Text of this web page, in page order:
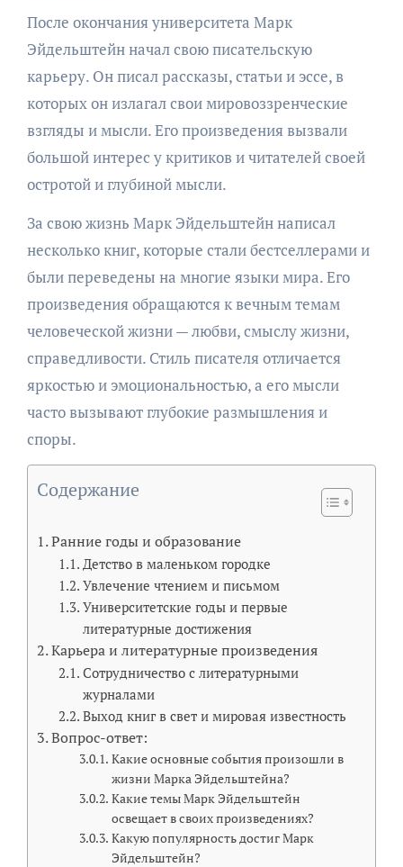
После окончания университета Марк
Эйдельштейн начал свою писательскую
карьеру. Он писал рассказы, статьи и эссе, в
которых он излагал свои мировоззренческие
взгляды и мысли. Его произведения вызвали
большой интерес у критиков и читателей своей
остротой и глубиной мысли.
За свою жизнь Марк Эйдельштейн написал
несколько книг, которые стали бестселлерами и
были переведены на многие языки мира. Его
произведения обращаются к вечным темам
человеческой жизни — любви, смыслу жизни,
справедливости. Стиль писателя отличается
яркостью и эмоциональностью, а его мысли
часто вызывают глубокие размышления и
споры.
Содержание
Ранние годы и образование
Детство в маленьком городке
Увлечение чтением и письмом
Университетские годы и первые
литературные достижения
Карьера и литературные произведения
Сотрудничество с литературными
журналами
Выход книг в свет и мировая известность
Вопрос-ответ:
Какие основные события произошли в
жизни Марка Эйдельштейна?
Какие темы Марк Эйдельштейн
освещает в своих произведениях?
Какую популярность достиг Марк
Эйдельштейн?